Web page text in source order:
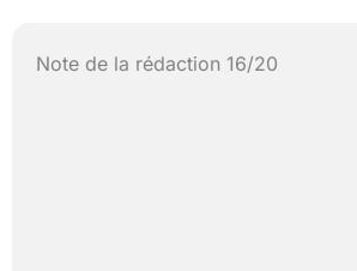
Note de la rédaction 16/20